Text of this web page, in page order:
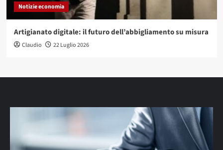
Notizie economia
Artigianato digitale: il futuro dell’abbigliamento su misura
Claudio 22 Luglio 2026